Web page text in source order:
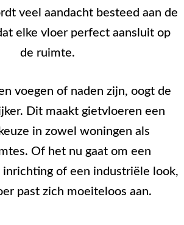
veel aandacht besteed aan de
elke vloer perfect aansluit op
de ruimte.
voegen of naden zijn, oogt de
Dit maakt gietvloeren een
in zowel woningen als
Of het nu gaat om een
of een industriële look,
past zich moeiteloos aan.